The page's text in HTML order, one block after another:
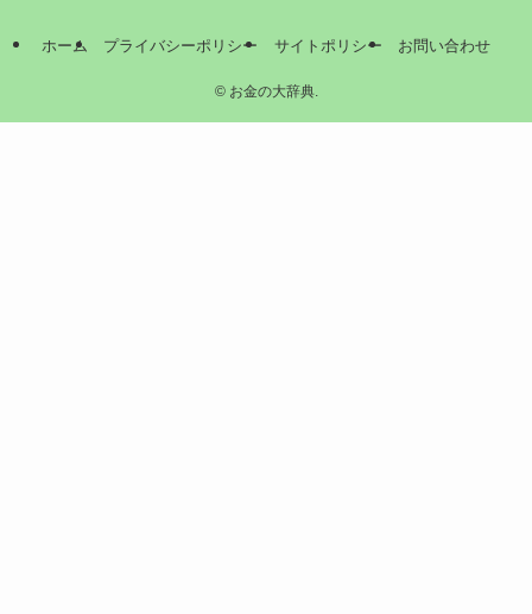
ホーム プライバシーポリシー サイトポリシー お問い合わせ
©お金の大辞典.